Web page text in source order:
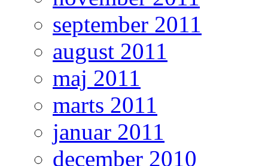
september 2011
august 2011
maj 2011
marts 2011
januar 2011
december 2010